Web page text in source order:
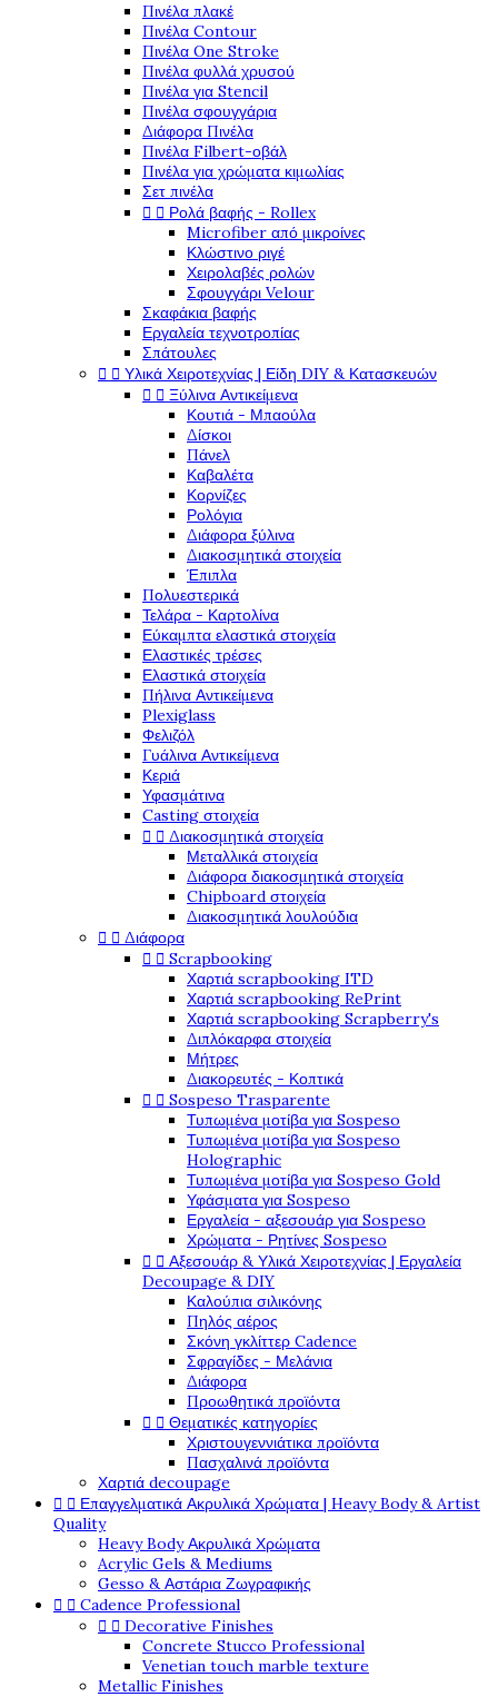
Πινέλα πλακέ
Πινέλα Contour
Πινέλα One Stroke
Πινέλα φυλλά χρυσού
Πινέλα για Stencil
Πινέλα σφουγγάρια
Διάφορα Πινέλα
Πινέλα Filbert-οβάλ
Πινέλα για χρώματα κιμωλίας
Σετ πινέλα
  Ρολά βαφής - Rollex
Microfiber από μικροίνες
Κλώστινο ριγέ
Χειρολαβές ρολών
Σφουγγάρι Velour
Σκαφάκια βαφής
Εργαλεία τεχνοτροπίας
Σπάτουλες
  Υλικά Χειροτεχνίας | Είδη DIY & Κατασκευών
  Ξύλινα Αντικείμενα
Κουτιά - Μπαούλα
Δίσκοι
Πάνελ
Καβαλέτα
Κορνίζες
Ρολόγια
Διάφορα ξύλινα
Διακοσμητικά στοιχεία
Έπιπλα
Πολυεστερικά
Τελάρα - Καρτολίνα
Εύκαμπτα ελαστικά στοιχεία
Ελαστικές τρέσες
Ελαστικά στοιχεία
Πήλινα Αντικείμενα
Plexiglass
Φελιζόλ
Γυάλινα Αντικείμενα
Κεριά
Υφασμάτινα
Casting στοιχεία
  Διακοσμητικά στοιχεία
Μεταλλικά στοιχεία
Διάφορα διακοσμητικά στοιχεία
Chipboard στοιχεία
Διακοσμητικά λουλούδια
  Διάφορα
  Scrapbooking
Χαρτιά scrapbooking ITD
Χαρτιά scrapbooking RePrint
Χαρτιά scrapbooking Scrapberry's
Διπλόκαρφα στοιχεία
Μήτρες
Διακορευτές - Κοπτικά
  Sospeso Trasparente
Τυπωμένα μοτίβα για Sospeso
Τυπωμένα μοτίβα για Sospeso
Holographic
Τυπωμένα μοτίβα για Sospeso Gold
Υφάσματα για Sospeso
Εργαλεία - αξεσουάρ για Sospeso
Χρώματα - Ρητίνες Sospeso
  Αξεσουάρ & Υλικά Χειροτεχνίας | Εργαλεία
Decoupage & DIY
Καλούπια σιλικόνης
Πηλός αέρος
Σκόνη γκλίττερ Cadence
Σφραγίδες - Μελάνια
Διάφορα
Προωθητικά προϊόντα
  Θεματικές κατηγορίες
Χριστουγεννιάτικα προϊόντα
Πασχαλινά προϊόντα
Χαρτιά decoupage
  Επαγγελματικά Ακρυλικά Χρώματα | Heavy Body & Artist
Quality
Heavy Body Ακρυλικά Χρώματα
Acrylic Gels & Mediums
Gesso & Αστάρια Ζωγραφικής
  Cadence Professional
  Decorative Finishes
Concrete Stucco Professional
Venetian touch marble texture
Metallic Finishes